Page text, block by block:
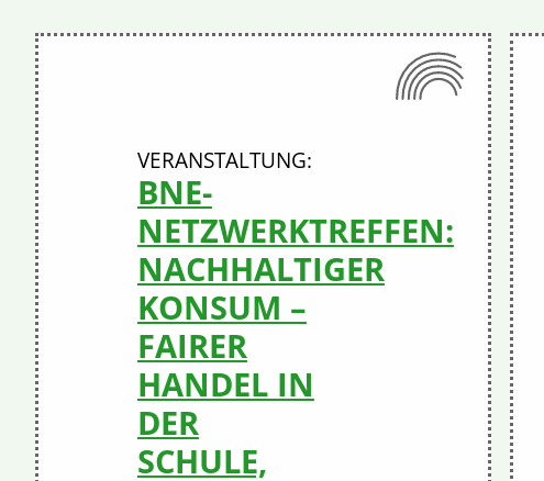
BNE-
NETZWERKTREFFEN:
NACHHALTIGER
KONSUM –
FAIRER
HANDEL IN
DER
SCHULE,